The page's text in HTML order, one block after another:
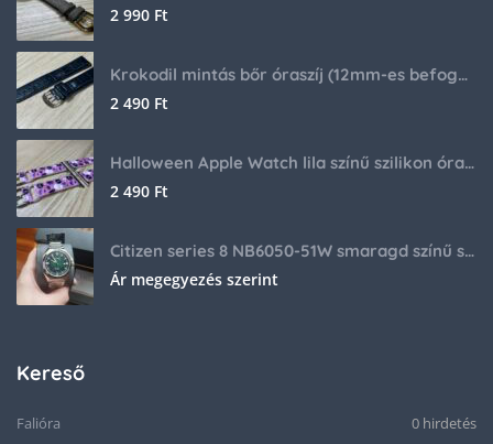
2 990 Ft
Krokodil mintás bőr óraszíj (12mm-es befogóval rendelkező órához)
2 490 Ft
Halloween Apple Watch lila színű szilikon óraszíj
2 490 Ft
Citizen series 8 NB6050-51W smaragd színű számlappal
Ár megegyezés szerint
Kereső
Falióra 0 hirdetés